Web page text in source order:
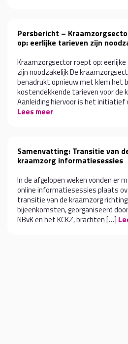
Persbericht –
op: eerlijke tarieven zijn
Kraamzorgsector roept op:
zijn noodzakelijk De
benadrukt opnieuw met klem het
kostendekkende tarieven voor de
Aanleiding hiervoor is het initiatief
Lees meer
Samenvatting: Transitie van
kraamzorg informatiesessies
In de afgelopen weken vonden er
online informatiesessies plaats
transitie van de kraamzorg
bijeenkomsten, georganiseerd
NBvK en het KCKZ, brachten […]